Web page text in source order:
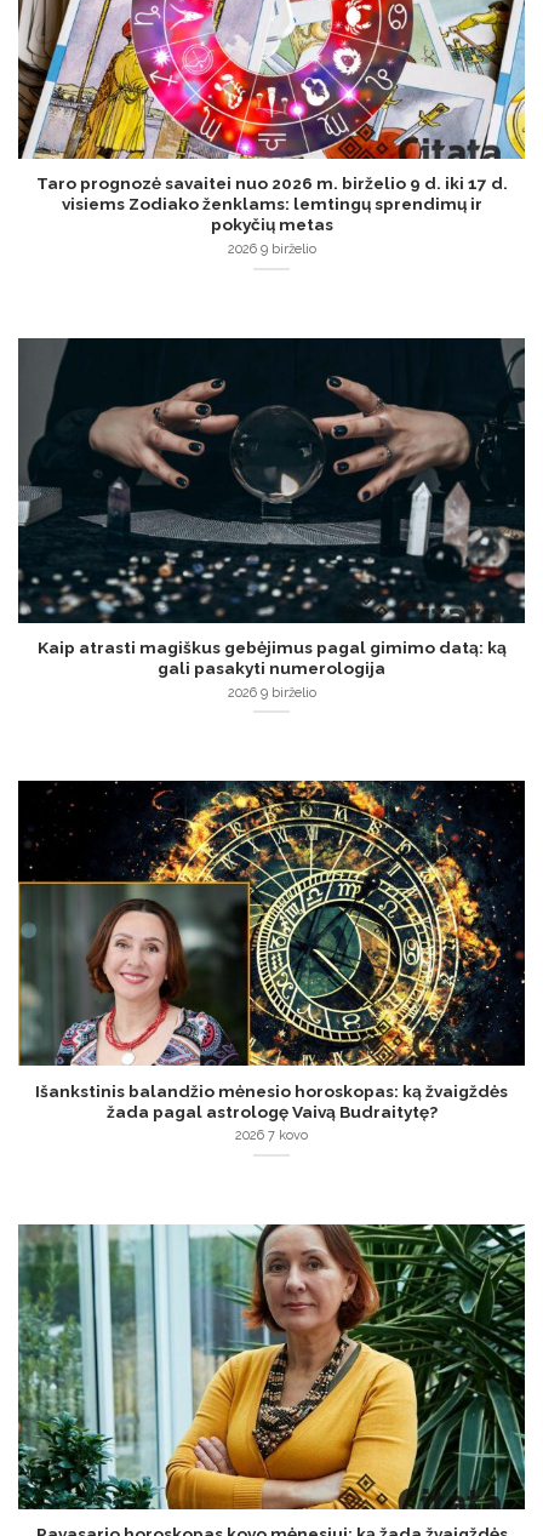
Taro prognozė savaitei nuo 2026 m. birželio 9 d. iki 17 d.
visiems Zodiako ženklams: lemtingų sprendimų ir
pokyčių metas
2026 9 birželio
Kaip atrasti magiškus gebėjimus pagal gimimo datą: ką
gali pasakyti numerologija
2026 9 birželio
Išankstinis balandžio mėnesio horoskopas: ką žvaigždės
žada pagal astrologę Vaivą Budraitytę?
2026 7 kovo